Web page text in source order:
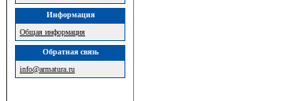
Информация
Общая информация
Обратная связь
info@armatura.ru